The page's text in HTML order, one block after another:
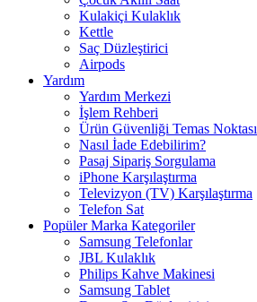
Kulakiçi Kulaklık
Kettle
Saç Düzleştirici
Airpods
Yardım
Yardım Merkezi
İşlem Rehberi
Ürün Güvenliği Temas Noktası
Nasıl İade Edebilirim?
Pasaj Sipariş Sorgulama
iPhone Karşılaştırma
Televizyon (TV) Karşılaştırma
Telefon Sat
Popüler Marka Kategoriler
Samsung Telefonlar
JBL Kulaklık
Philips Kahve Makinesi
Samsung Tablet